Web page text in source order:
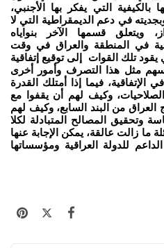
بالكيفية التي يفكر بها الأجنبي،
في دعم الديمقراطية التي لا
ويتعلق قسمها الآخر بنواياه
في المنطقة والعراق في وقت
تلك القوات إلى توقيع إتفاقية
مثل هذا التصرف وأمور أخرى
فيما إذا أمتلك القدرة
وكيف لهم أن يقفوا مع
العراق من البند السابع، وكيف لهم
وتحقيق المصالح المتبادلة لكلا
ما زالت عالقة، يمكن الإجابة عنها
للدولة العراقية ومؤسساتها